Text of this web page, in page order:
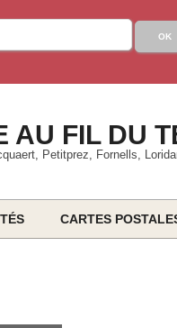
AU FIL DU
Petitprez, Fornells,
CARTES